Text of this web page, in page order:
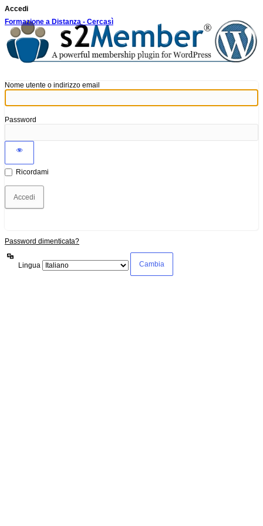
Accedi
Formazione a Distanza - Cercasì
Nome utente o indirizzo email
Password
Ricordami
Password dimenticata?
Lingua